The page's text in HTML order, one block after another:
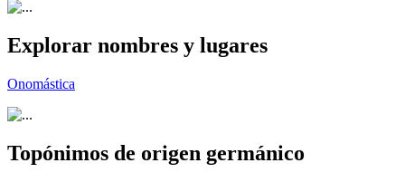
Explorar nombres y lugares
Onomástica
Topónimos de origen germánico